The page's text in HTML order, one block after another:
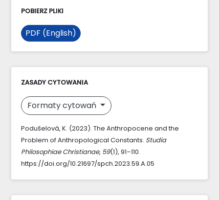
POBIERZ PLIKI
PDF (English)
ZASADY CYTOWANIA
Formaty cytowań
Podušelová, K. (2023). The Anthropocene and the
Problem of Anthropological Constants. Studia
Philosophiae Christianae, 59(1), 91–110.
https://doi.org/10.21697/spch.2023.59.A.05